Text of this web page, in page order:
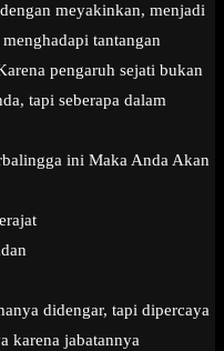
meyakinkan, menjadi
tantangan
pengaruh sejati bukan
tapi seberapa dalam
ini Maka Anda Akan
didengar, tapi dipercaya
karena jabatannya